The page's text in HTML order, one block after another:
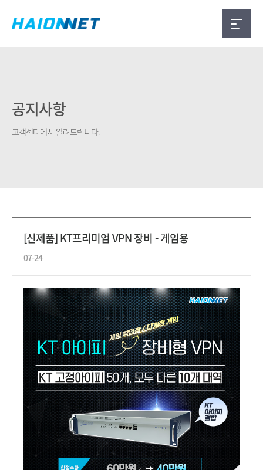
공지사항
고객센터에서 알려드립니다.
[신제품] KT프리미엄 VPN 장비 - 게임용
07-24